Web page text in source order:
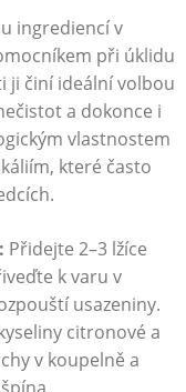
ingrediencí ⁣v
při úklidu
ji činí ideální volbou
‌a dokonce i
vlastnostem
které často
⁢Přidejte 2–3 lžíce
k varu v⁢
usazeniny.
citronové a
v koupelně a